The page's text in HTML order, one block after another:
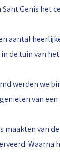
Genís het
aantal
de tuin van
werden we
van
van